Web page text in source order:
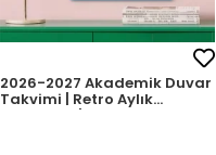
2026-2027 Akademik Duvar
Takvimi | Retro Aylık
Planlayıcı | Eylül 2026 -